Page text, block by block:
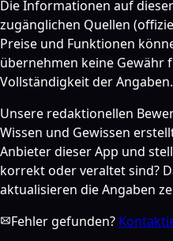
Die Informationen auf
zugänglichen Quellen
Preise und Funktionen
übernehmen keine Gewähr
Vollständigkeit der Angaben.
Unsere redaktionellen
Wissen und Gewissen
Anbieter dieser App und
korrekt oder veraltet sind?
aktualisieren die Angaben
Fehler gefunden?